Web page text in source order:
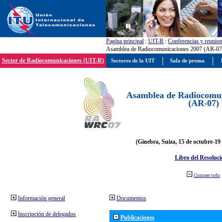
Pagína principal : UIT-R : Conferencias y
Asamblea de Radiocomunicaciones 2007 (AR-
Sector de Radiocomunicaciones (UIT-R)
Asamblea de
(AR-07)
(Ginebra, Suiza, 15 de octubre-19
Libro del
Contraer todo
Información general
Inscripción de delegados
Documentos
Publicaciones
Sectores de la UIT Sala de prensa